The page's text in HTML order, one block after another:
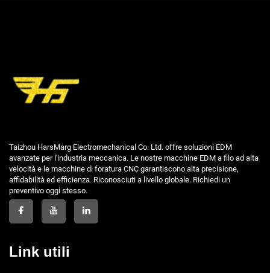
Taizhou HarsMarg Electromechanical Co. Ltd. offre soluzioni EDM
avanzate per l'industria meccanica. Le nostre macchine EDM a filo ad alta
velocità e le macchine di foratura CNC garantiscono alta precisione,
affidabilità ed efficienza. Riconosciuti a livello globale. Richiedi un
preventivo oggi stesso.
Link utili